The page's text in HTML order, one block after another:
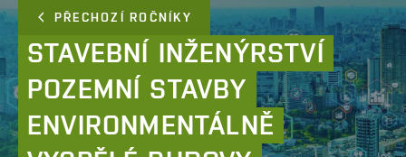
PŘECHOZÍ ROČNÍKY
STAVEBNÍ INŽENÝRSTVÍ
POZEMNÍ STAVBY
ENVIRONMENTÁLNĚ